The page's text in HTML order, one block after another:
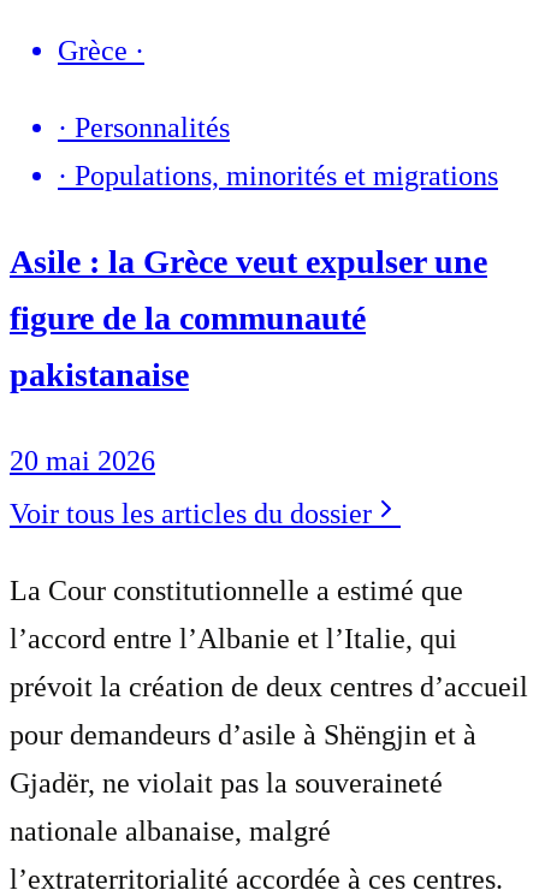
Grèce ·
· Personnalités
· Populations, minorités et migrations
Asile : la Grèce veut expulser une
figure de la communauté
pakistanaise
20 mai 2026
Voir tous les articles du dossier
La Cour constitutionnelle a estimé que
l’accord entre l’Albanie et l’Italie, qui
prévoit la création de deux centres d’accueil
pour demandeurs d’asile à Shëngjin et à
Gjadër, ne violait pas la souveraineté
nationale albanaise, malgré
l’extraterritorialité accordée à ces centres.